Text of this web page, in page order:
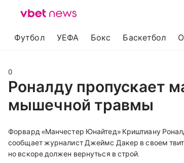
Футбол УЕФА Бокс Баскетбол
0
Роналду пропускает
мышечной травмы
Форвард «Манчестер Юнайтед» Криштиану
сообщает журналист Джеймс Дакер в своем
но вскоре должен вернуться в строй.